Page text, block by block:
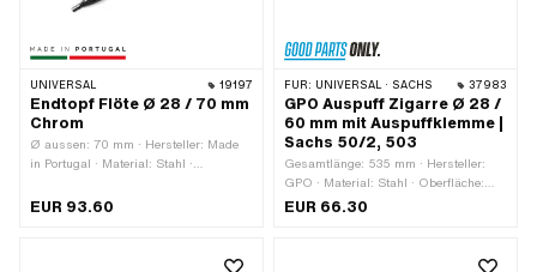
UNIVERSAL 19197
Endtopf Flöte Ø 28 / 70 mm
Chrom
Ø aussen: 70 mm · Hersteller: Made
in Portugal · Material: Stahl ·
Gesamtlänge: 700 mm ·
EUR 93.60
FÜR: UNIVERSAL · SACHS 37983
GPO Auspuff Zigarre Ø 28 /
60 mm mit Auspuffklemme |
Sachs 50/2, 503
Gesamtlänge: 535 mm · Hersteller:
GPO · Material: Stahl · Oberfläche:
verchromt · Farbe: Chrom ·
Anschluss innen: 28 mm · Auspuffart:
EUR 66.30